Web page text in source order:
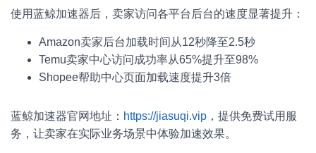
使用蓝鲸加速器后，卖家访问各平台后台的速度显著提升：
Amazon卖家后台加载时间从12秒降至2.5秒
Temu卖家中心访问成功率从65%提升至98%
Shopee帮助中心页面加载速度提升3倍
蓝鲸加速器官网地址： https://jiasuqi.vip ，提供免费试用服
务，让卖家在实际业务场景中体验加速效果。